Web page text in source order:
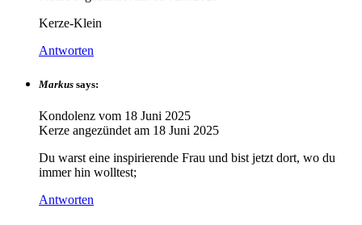
Kerze-Klein
Antworten
Markus says:
Kondolenz vom 18 Juni 2025
Kerze angezündet am 18 Juni 2025
Du warst eine inspirierende Frau und bist jetzt dort, wo du
immer hin wolltest;
Antworten